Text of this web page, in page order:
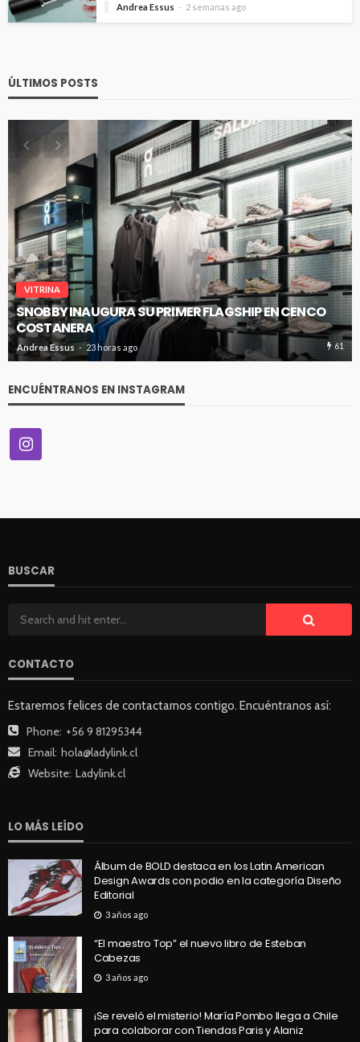
Andrea Essus 2 semanas ago
ÚLTIMOS POSTS
VITRINA
SNOBBY INAUGURA SU PRIMER FLAGSHIP EN CENCO
COSTANERA
Andrea Essus 23 horas ago 61
ENCUÉNTRANOS EN INSTAGRAM
BUSCAR
CONTACTO
Estaremos felices de contactarnos contigo. Encuéntranos así:
Phone: +56 9 81295344
Email: hola@ladylink.cl
Website: Ladylink.cl
LO MÁS LEÍDO
Álbum de BOLD destaca en los Latin American
Design Awards con podio en la categoría Diseño
Editorial
3 años ago
“El maestro Top” el nuevo libro de Esteban
Cabezas
3 años ago
¡Se reveló el misterio! María Pombo llega a Chile
para colaborar con Tiendas Paris y Alaniz